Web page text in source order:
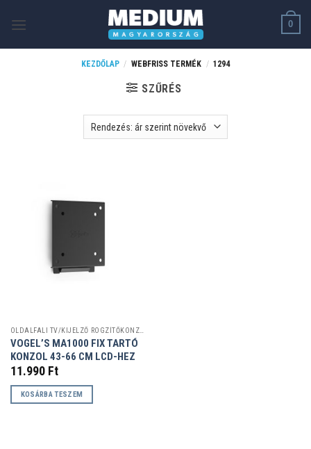
0
KEZDŐLAP / WEBFRISS TERMÉK / 1294
SZŰRÉS
VOGEL’S MA1000 FIX TARTÓ
KONZOL 43-66 CM LCD-HEZ
11.990 Ft
KOSÁRBA TESZEM